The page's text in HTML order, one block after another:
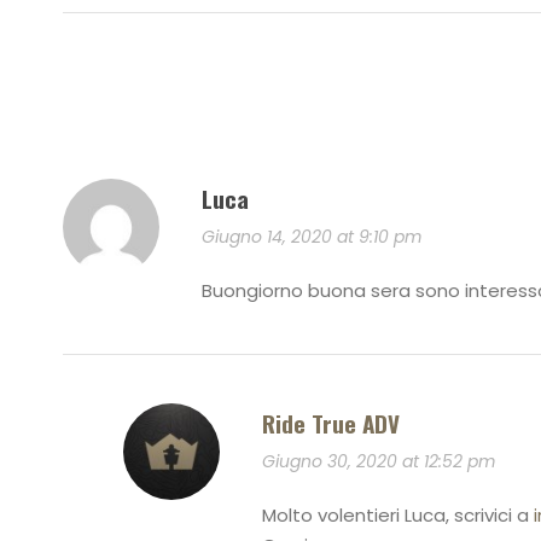
Luca
Giugno 14, 2020 at 9:10 pm
Buongiorno buona sera sono
Ride True ADV
Giugno 30, 2020 at 12:52 pm
Molto volentieri Luca, scrivici a